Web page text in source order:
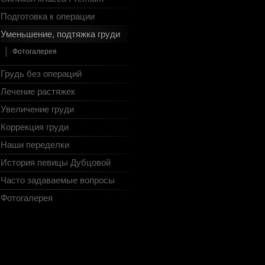
Подготовка к операции
Уменьшение, подтяжка груди
Фотогалерея
Грудь без операций
Лечение растяжек
Увеличение груди
Коррекция груди
Наши переделки
История певицы Дубцовой
Часто задаваемые вопросы
Фотогалерея